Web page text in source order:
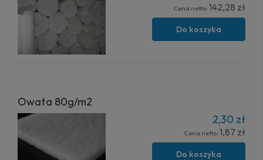
Cena netto: 142,28 zł
Do koszyka
Owata 80g/m2
2,30 zł
Cena netto: 1,87 zł
Do koszyka